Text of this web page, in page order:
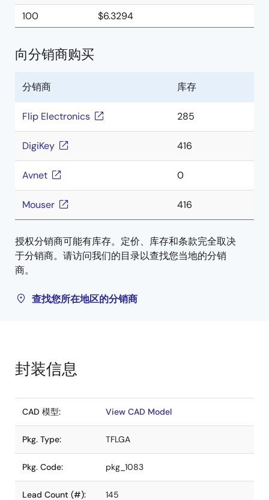
100
$6.3294
向分销商购买
分销商 库存
Flip Electronics 285
DigiKey 416
Avnet 0
Mouser 416
授权分销商可能有库存。定价、库存和条款完全取决
于分销商。请访问我们的目录以查找您当地的分销
商。
查找您所在地区的分销商
封装信息
CAD 模型: View CAD Model
Pkg. Type: TFLGA
Pkg. Code: pkg_1083
Lead Count (#): 145